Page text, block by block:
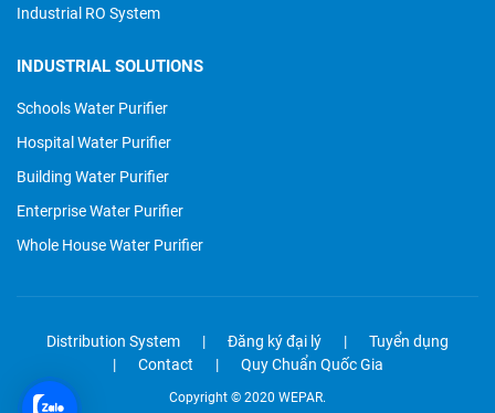
Industrial RO System
INDUSTRIAL SOLUTIONS
Schools Water Purifier
Hospital Water Purifier
Building Water Purifier
Enterprise Water Purifier
Whole House Water Purifier
Distribution System Đăng ký đại lý
Tuyển dụng
Contact
Quy Chuẩn Quốc Gia
Copyright © 2020 WEPAR.